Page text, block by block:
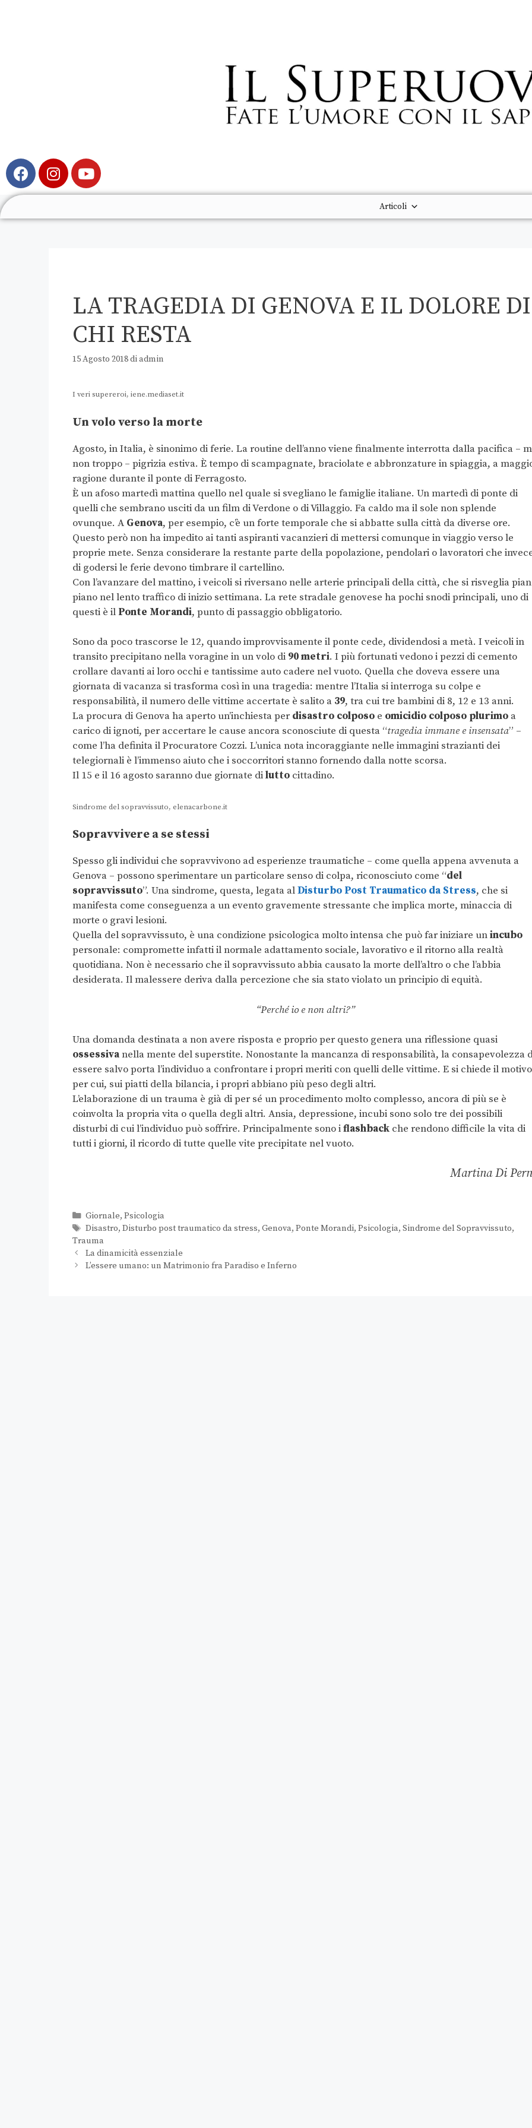
Articoli
LA TRAGEDIA DI GENOVA E IL DOLORE DI
CHI RESTA
15 Agosto 2018diadmin
I veri supereroi, iene.mediaset.it
Un volo verso la morte
Agosto, in Italia, è sinonimo di ferie. La routine dell’anno viene finalmente interrotta dalla pacifica –
non troppo – pigrizia estiva. È tempo di scampagnate, braciolate e abbronzature in spiaggia, a
ragione durante il ponte di Ferragosto.
È un afoso martedì mattina quello nel quale si svegliano le famiglie italiane. Un martedì di ponte di
quelli che sembrano usciti da un film di Verdone o di Villaggio. Fa caldo ma il sole non splende
ovunque. A Genova, per esempio, c’è un forte temporale che si abbatte sulla città da diverse ore.
Questo però non ha impedito ai tanti aspiranti vacanzieri di mettersi comunque in viaggio verso le
proprie mete. Senza considerare la restante parte della popolazione, pendolari o lavoratori che
di godersi le ferie devono timbrare il cartellino.
Con l’avanzare del mattino, i veicoli si riversano nelle arterie principali della città, che si risveglia pian
piano nel lento traffico di inizio settimana. La rete stradale genovese ha pochi snodi principali, uno di
questi è il Ponte Morandi, punto di passaggio obbligatorio.
Sono da poco trascorse le 12, quando improvvisamente il ponte cede, dividendosi a metà. I veicoli in
transito precipitano nella voragine in un volo di 90 metri. I più fortunati vedono i pezzi di cemento
crollare davanti ai loro occhi e tantissime auto cadere nel vuoto. Quella che doveva essere una
giornata di vacanza si trasforma così in una tragedia: mentre l’Italia si interroga su colpe e
responsabilità, il numero delle vittime accertate è salito a 39, tra cui tre bambini di 8, 12 e 13 anni.
La procura di Genova ha aperto un’inchiesta per disastro colposo e omicidio colposo plurimo a
carico di ignoti, per accertare le cause ancora sconosciute di questa “tragedia immane e insensata” –
come l’ha definita il Procuratore Cozzi. L’unica nota incoraggiante nelle immagini strazianti dei
telegiornali è l’immenso aiuto che i soccorritori stanno fornendo dalla notte scorsa.
Il 15 e il 16 agosto saranno due giornate dilutto cittadino.
Sindrome del sopravvissuto, elenacarbone.it
Sopravvivere a se stessi
Spesso gli individui che sopravvivono ad esperienze traumatiche – come quella appena avvenuta a
Genova – possono sperimentare un particolare senso di colpa, riconosciuto come “del
sopravvissuto”. Una sindrome, questa, legata alDisturbo Post Traumatico da Stress, che si
manifesta come conseguenza a un evento gravemente stressante che implica morte, minaccia di
morte o gravi lesioni.
Quella del sopravvissuto, è una condizione psicologica molto intensa che può far iniziare unincubo
personale: compromette infatti il normale adattamento sociale, lavorativo e il ritorno alla realtà
quotidiana. Non è necessario che il sopravvissuto abbia causato la morte dell’altro o che l’abbia
desiderata. Il malessere deriva dalla percezione che sia stato violato un principio di equità.
“Perché io e non altri?”
Una domanda destinata a non avere risposta e proprio per questo genera una riflessione quasi
ossessivanella mente del superstite. Nonostante la mancanza di responsabilità, la consapevolezza
essere salvo porta l’individuo a confrontare i propri meriti con quelli delle vittime. E si chiede il motivo
per cui, sui piatti della bilancia, i propri abbiano più peso degli altri.
L’elaborazione di un trauma è già di per sé un procedimento molto complesso, ancora di più se è
coinvolta la propria vita o quella degli altri. Ansia, depressione, incubi sono solo tre dei possibili
disturbi di cui l’individuo può soffrire. Principalmente sono iflashback che rendono difficile la vita di
tutti i giorni, il ricordo di tutte quelle vite precipitate nel vuoto.
Martina Di
Giornale, Psicologia
Disastro, Disturbo post traumatico da stress, Genova, Ponte Morandi, Psicologia, Sindrome del Sopravvissuto,
Trauma
La dinamicità essenziale
L’essere umano: un Matrimonio fra Paradiso e Inferno